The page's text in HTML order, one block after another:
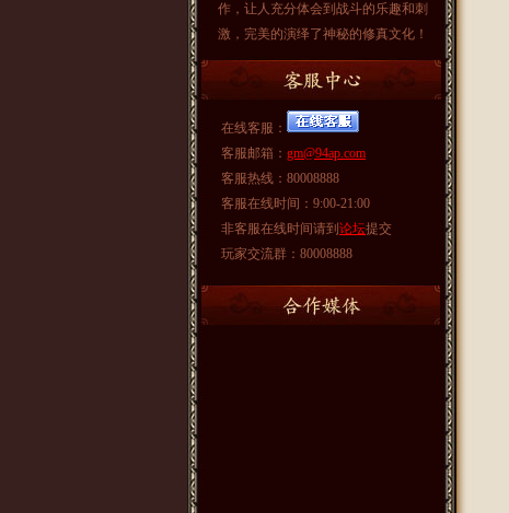
作，让人充分体会到战斗的乐趣和刺
激，完美的演绎了神秘的修真文化！
在线客服：
客服邮箱： gm@94ap.com
客服热线：80008888
客服在线时间：9:00-21:00
非客服在线时间请到 论坛提交
玩家交流群：80008888